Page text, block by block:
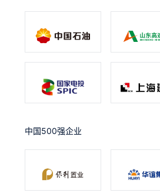
方案
全国
合作中国500强企业